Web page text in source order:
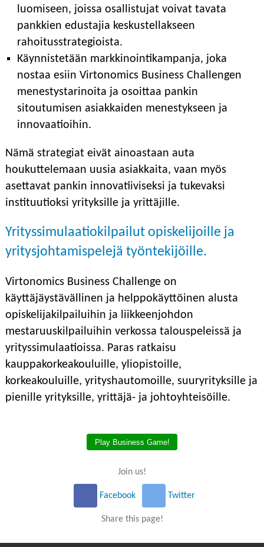
luomiseen, joissa osallistujat voivat tavata
pankkien edustajia keskustellakseen
rahoitusstrategioista.
Käynnistetään markkinointikampanja, joka
nostaa esiin Virtonomics Business Challengen
menestystarinoita ja osoittaa pankin
sitoutumisen asiakkaiden menestykseen ja
innovaatioihin.
Nämä strategiat eivät ainoastaan ​​auta
houkuttelemaan uusia asiakkaita, vaan myös
asettavat pankin innovatiiviseksi ja tukevaksi
instituutioksi yrityksille ja yrittäjille.
Yrityssimulaatiokilpailut opiskelijoille ja
yritysjohtamispelejä työntekijöille.
Virtonomics Business Challenge on
käyttäjäystävällinen ja helppokäyttöinen alusta
opiskelijakilpailuihin ja liikkeenjohdon
mestaruuskilpailuihin verkossa talouspeleissä ja
yrityssimulaatioissa. Paras ratkaisu
kauppakorkeakouluille, yliopistoille,
korkeakouluille, yrityshautomoille, suuryrityksille ja
pienille yrityksille, yrittäjä- ja johtoyhteisöille.
Play Business Game!
Join us!
Facebook Twitter
Share this page!